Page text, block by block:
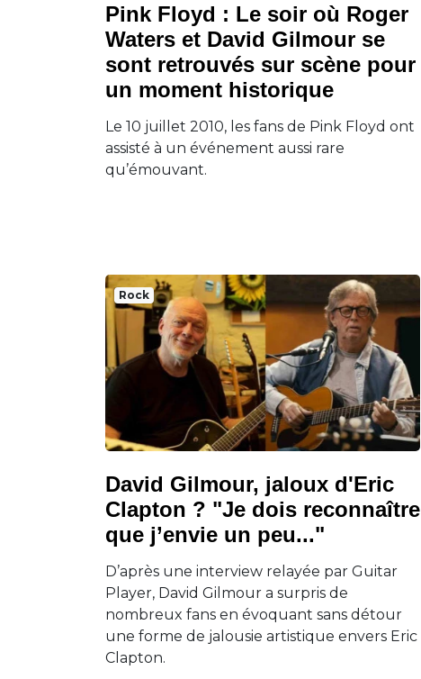
Pink Floyd : Le soir où Roger
Waters et David Gilmour se
sont retrouvés sur scène pour
un moment historique
Le 10 juillet 2010, les fans de Pink Floyd ont
assisté à un événement aussi rare
qu’émouvant.
Rock
David Gilmour, jaloux d'Eric
Clapton ? "Je dois reconnaître
que j’envie un peu..."
D’après une interview relayée par Guitar
Player, David Gilmour a surpris de
nombreux fans en évoquant sans détour
une forme de jalousie artistique envers Eric
Clapton.